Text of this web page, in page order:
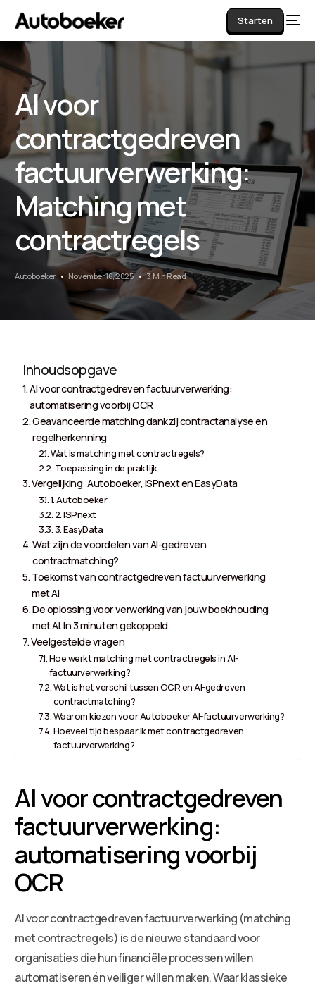
Starten
AI voor
contractgedreven
factuurverwerking:
Matching met
contractregels
Autoboeker November 16, 2025 3 Min Read
Inhoudsopgave
AI voor contractgedreven factuurverwerking:
automatisering voorbij OCR
Geavanceerde matching dankzij contractanalyse en
regelherkenning
Wat is matching met contractregels?
Toepassing in de praktijk
Vergelijking: Autoboeker, ISPnext en EasyData
1. Autoboeker
2. ISPnext
3. EasyData
Wat zijn de voordelen van AI-gedreven
contractmatching?
Toekomst van contractgedreven factuurverwerking
met AI
De oplossing voor verwerking van jouw boekhouding
met AI. In 3 minuten gekoppeld.
Veelgestelde vragen
Hoe werkt matching met contractregels in AI-
factuurverwerking?
Wat is het verschil tussen OCR en AI-gedreven
contractmatching?
Waarom kiezen voor Autoboeker AI-factuurverwerking?
Hoeveel tijd bespaar ik met contractgedreven
factuurverwerking?
AI voor contractgedreven
factuurverwerking:
automatisering voorbij
OCR
AI voor contractgedreven factuurverwerking (matching
met contractregels) is de nieuwe standaard voor
organisaties die hun financiële processen willen
automatiseren én veiliger willen maken. Waar klassieke